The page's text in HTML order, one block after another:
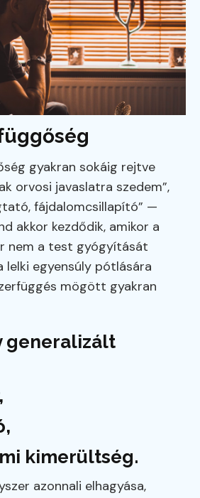
gyakran sokáig rejtve
orvosi javaslatra szedem”,
fájdalomcsillapító” —
akkor kezdődik, amikor a
nem a test gyógyítását
lelki egyensúly pótlására
mögött gyakran
generalizált
kimerültség.
azonnali elhagyása,